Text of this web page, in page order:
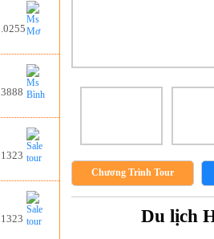
Chương Trình Tour
Du lịch